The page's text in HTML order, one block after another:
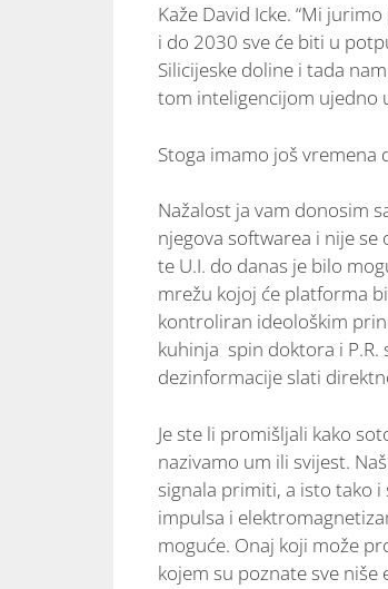
Kaže David Icke. “Mi
i do 2030 sve će biti u
Silicijeske doline i tada
tom inteligencijom ujedno
Stoga imamo još vremena
Nažalost ja vam donosim
njegova softwarea i nije
te U.I. do danas je bilo
mrežu kojoj će platforma
kontroliran ideološkim
kuhinja spin doktora i
dezinformacije slati
Je ste li promišljali kako
nazivamo um ili svijest.
signala primiti, a isto tako
impulsa i
moguće. Onaj koji može
kojem su poznate sve